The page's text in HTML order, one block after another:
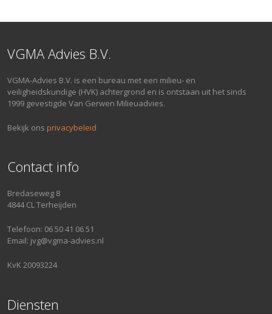
VGMA Advies B.V.
VGMA-Advies B.V. is een bureau met een milieu- en
veiligheidskundige (HVK) achtergrond en is ontstaan uit het sinds
1999 gevestigde Van Gerwen Milieuadvies.
Bekijk ons privacybeleid
Contact info
Bredaseweg 8
4844 CL Terheijden
Telefoon: 06 50 41 06 51
Email: jvg@vgma-advies.nl
KvK 20093224
Diensten